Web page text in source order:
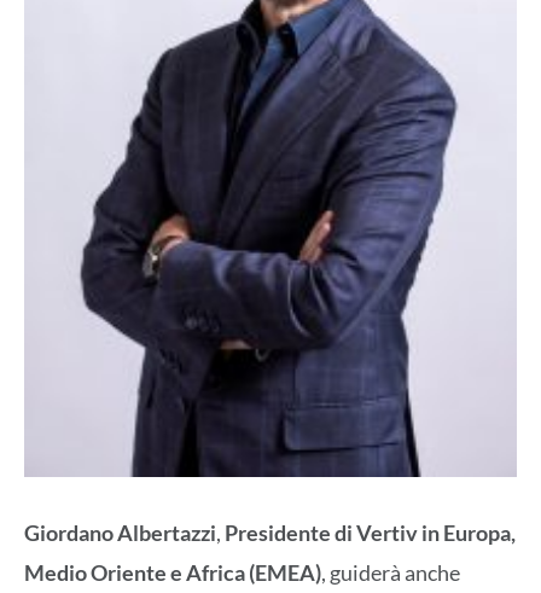
Giordano Albertazzi, Presidente di Vertiv in Europa,
Medio Oriente e Africa (EMEA), guiderà anche